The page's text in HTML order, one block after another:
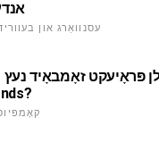
עסנוואַרג און
פּראָיעקט זאָמבאָיד